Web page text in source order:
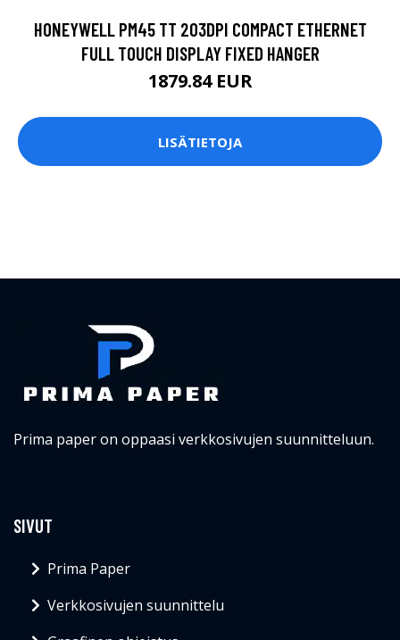
HONEYWELL PM45 TT 203DPI COMPACT ETHERNET
FULL TOUCH DISPLAY FIXED HANGER
1879.84 EUR
LISÄTIETOJA
Prima paper on oppaasi verkkosivujen suunnitteluun.
SIVUT
Prima Paper
Verkkosivujen suunnittelu